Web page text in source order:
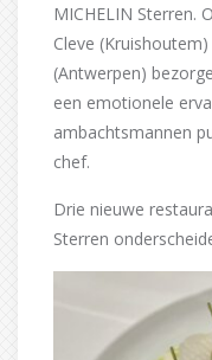
MICHELIN Sterren.
Cleve
(Antwerpen)
een emotionele
ambachtsmannen
chef.
Drie nieuwe
Sterren